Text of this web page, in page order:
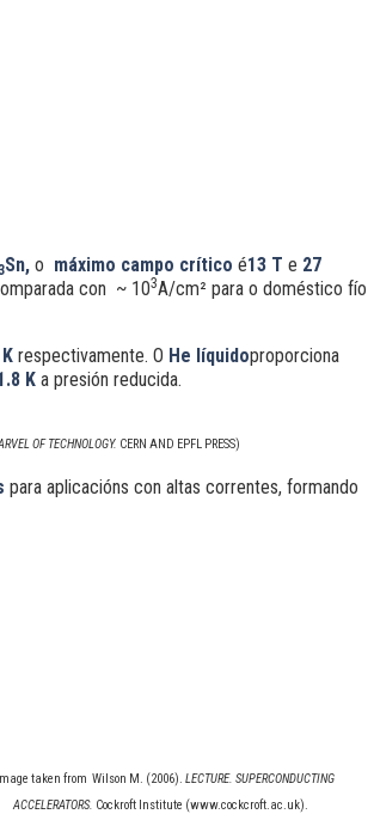
Sn,o máximo campo crítico é13 T e 27
con ~ 103A/cm² para o doméstico fío
respectivamente. O He líquidoproporciona
Ka presión reducida.
OF TECHNOLOGY. CERN AND EPFL PRESS)
para aplicacións con altas correntes, formando
taken from Wilson M. (2006).LECTURE. SUPERCONDUCTING
ACCELERATORS. Cockroft Institute (www.cockcroft.ac.uk).